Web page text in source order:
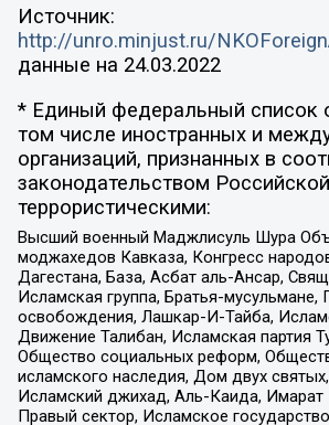
Источник:
http://unro.minjust.ru/
данные на 24.03.2022
* Единый федеральный список
том числе иностранных и
организаций, признанных в
законодательством
террористическими:
Высший военный Маджлисуль Шура
моджахедов Кавказа, Конгресс
Дагестана, База, Асбат аль-Ансар,
Исламская группа, Братья-мусульмане,
освобождения, Лашкар-И-Тайба,
Движение Талибан, Исламская партия
Общество социальных реформ,
исламского наследия, Дом двух
Исламский джихад, Аль-Каида, Имарат
Правый сектор, Исламское